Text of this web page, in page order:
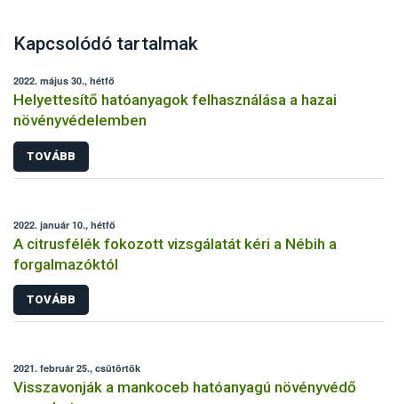
Kapcsolódó tartalmak
2022. május 30., hétfő
Helyettesítő hatóanyagok felhasználása a hazai
növényvédelemben
TOVÁBB
2022. január 10., hétfő
A citrusfélék fokozott vizsgálatát kéri a Nébih a
forgalmazóktól
TOVÁBB
2021. február 25., csütörtök
Visszavonják a mankoceb hatóanyagú növényvédő